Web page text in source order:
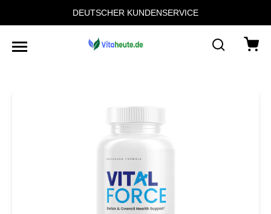
DEUTSCHER KUNDENSERVICE